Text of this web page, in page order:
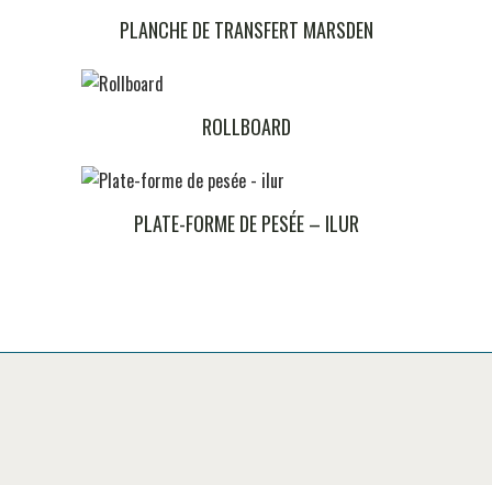
PLANCHE DE TRANSFERT MARSDEN
ROLLBOARD
PLATE-FORME DE PESÉE – ILUR